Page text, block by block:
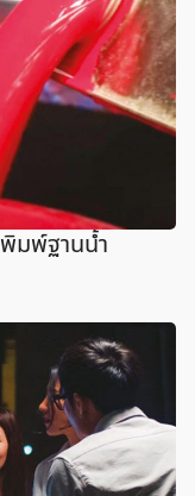
พ์ฐานน้ำ